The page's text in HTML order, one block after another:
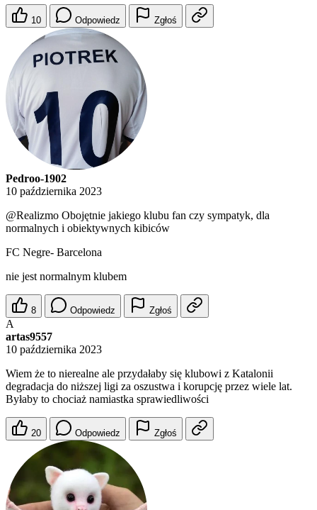
10 Odpowiedz Zgłoś
Pedroo-1902
10 października 2023
@Realizmo Obojętnie jakiego klubu fan czy sympatyk, dla
normalnych i obiektywnych kibiców
FC Negre- Barcelona
nie jest normalnym klubem
8 Odpowiedz Zgłoś
A
artas9557
10 października 2023
Wiem że to nierealne ale przydałaby się klubowi z Katalonii
degradacja do niższej ligi za oszustwa i korupcję przez wiele lat.
Byłaby to chociaż namiastka sprawiedliwości
20 Odpowiedz Zgłoś